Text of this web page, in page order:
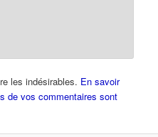
les indésirables. En savoir
de vos commentaires sont